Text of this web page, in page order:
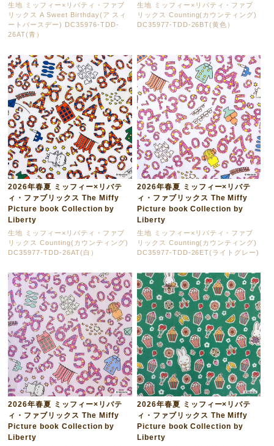
生地 ミッフィー×リバティ・ファブ
リックス A Sweet Birthday(ア スィ
ートバースデー) DC35976-TDD-
26AT(青）
生地 ミッフィー×リバティ・ファブ
リックス Counting(カウンティング)
DC35977-TDD-26BT(黄色）
2026年春夏 ミッフィー×リバテ
ィ・ファブリックス The Miffy
Picture book Collection by
Liberty
生地 ミッフィー×リバティ・ファブ
リックス Counting(カウンティング)
DC35977-TDD-26AT(白）
2026年春夏 ミッフィー×リバテ
ィ・ファブリックス The Miffy
Picture book Collection by
Liberty
生地 ミッフィー×リバティ・ファブ
リックス Counting(カウンティング)
DC35977-TDD-26ET(ライトグレー)
2026年春夏 ミッフィー×リバテ
ィ・ファブリックス The Miffy
Picture book Collection by
Liberty
2026年春夏 ミッフィー×リバテ
ィ・ファブリックス The Miffy
Picture book Collection by
Liberty